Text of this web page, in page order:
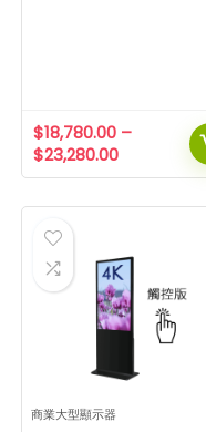
$18,780.00 –
$23,280.00
商業大型顯示器